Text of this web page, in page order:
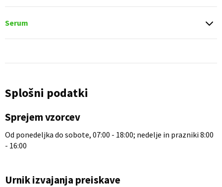
Serum
Splošni podatki
Sprejem vzorcev
Od ponedeljka do sobote, 07:00 - 18:00; nedelje in prazniki 8:00
- 16:00
Urnik izvajanja preiskave